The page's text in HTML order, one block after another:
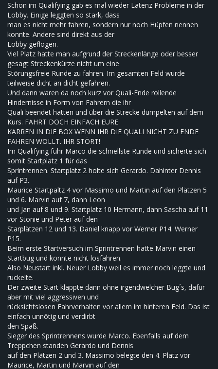
Schon im Qualifying gab es mal wieder Latenz Probleme in der
Lobby. Einige leggten so stark, dass
man es nicht mehr fahren, sondern nur noch Hüpfen nennen
konnte. Andere sind direkt aus der
Lobby geflogen.
Viel Platz hatte man aufgrund der Streckenlänge oder besser
gesagt Streckenkürze nicht um eine
Störungsfreie Runde zu fahren. Im gesamten Feld wurde
teilweise dicht an dicht gefahren.
Und dann waren da noch kurz vor Quali-Ende rollende
Hindernisse in Form von Fahrern die ihr
Quali beendet hatten und über die Strecke dümpelten auf dem
Kurs. FAHRT DOCH EINFACH EURE
KARREN IN DIE BOX WENN IHR DIE QUALI NICHT ZU ENDE
FAHREN WOLLT. IHR STÖRT!
Im Qualifying fuhr Marco die schnellste Runde und sicherte sich
somit Startplatz 1 für das
Sprintrennen. Startplatz 2 holte sich Gerardo. Dahinter Dennis
auf P3.
Maurice Startpaltz 4 vor Massimo und Martin auf den Plätzen 5
und 6. Marvin auf 7, dann Leon
und Jan auf 8 und 9. Startplatz 10 Hermann, dann Sascha auf 11
vor Stonie und Peter auf den
Starplätzen 12 und 13. Daniel knapp vor Werner P14. Werner
P15.
Beim erste Startversuch im Sprintrennen hatte Marvin einen
Startbug und konnte nicht losfahren.
Also Neustart inkl. Neuer Lobby weil es immer noch leggte und
ruckelte.
Der zweite Start klappte dann ohne irgendwelcher Bug´s, dafür
aber mit viel aggressiven und
rücksichtslosen Fahrverhalten vor allem im hinteren Feld. Das ist
einfach unnötig und verdirbt
den Spaß.
Sieger des Sprintrennens wurde Marco. Ebenfalls auf dem
Treppchen standen Gerardo und Dennis
auf den Plätzen 2 und 3. Massimo belegte den 4. Platz vor
Maurice, Martin und Marvin auf den